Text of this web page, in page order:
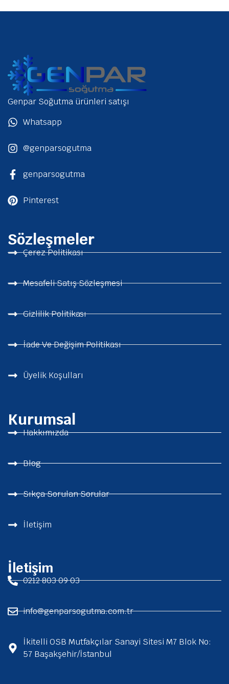
Genpar Soğutma ürünleri satışı
Whatsapp
@genparsogutma
genparsogutma
Pinterest
Sözleşmeler
Çerez Politikası
Mesafeli Satış Sözleşmesi
Gizlilik Politikası
İade Ve Değişim Politikası
Üyelik Koşulları
Kurumsal
Hakkımızda
Blog
Sıkça Sorulan Sorular
İletişim
İletişim
0212 803 09 03
info@genparsogutma.com.tr
İkitelli OSB Mutfakçılar Sanayi Sitesi M7 Blok No:
57 Başakşehir/İstanbul